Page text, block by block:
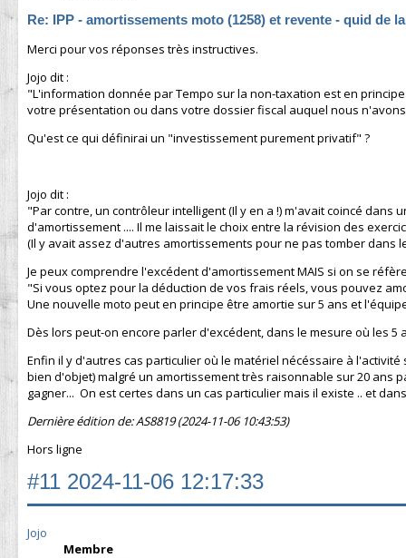
Re: IPP - amortissements moto (1258) et revente - quid de
Merci pour vos réponses très instructives.
Jojo dit :
"L'information donnée par Tempo sur la non-taxation est en
votre présentation ou dans votre dossier fiscal auquel nous
Qu'est ce qui définirai un "investissement purement privatif" ?
Jojo dit :
"Par contre, un contrôleur intelligent (Il y en a !) m'avait coincé dans
d'amortissement .... Il me laissait le choix entre la révision des
(Il y avait assez d'autres amortissements pour ne pas tomber dans
Je peux comprendre l'excédent d'amortissement MAIS si on se
"Si vous optez pour la déduction de vos frais réels, vous pouvez
Une nouvelle moto peut en principe être amortie sur 5 ans et
Dès lors peut-on encore parler d'excédent, dans le mesure où les 5
Enfin il y d'autres cas particulier où le matériel nécéssaire à
bien d'objet) malgré un amortissement très raisonnable sur 20
gagner... On est certes dans un cas particulier mais il existe .. et
Dernière édition de: AS8819 (2024-11-06 10:43:53)
Hors ligne
#11 2024-11-06 12:17:33
Jojo
Membre